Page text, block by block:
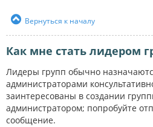
Вернуться к началу
Как мне стать лидером
Лидеры групп обычно
администраторами
заинтересованы в создании
администратором; попробуйте
сообщение.